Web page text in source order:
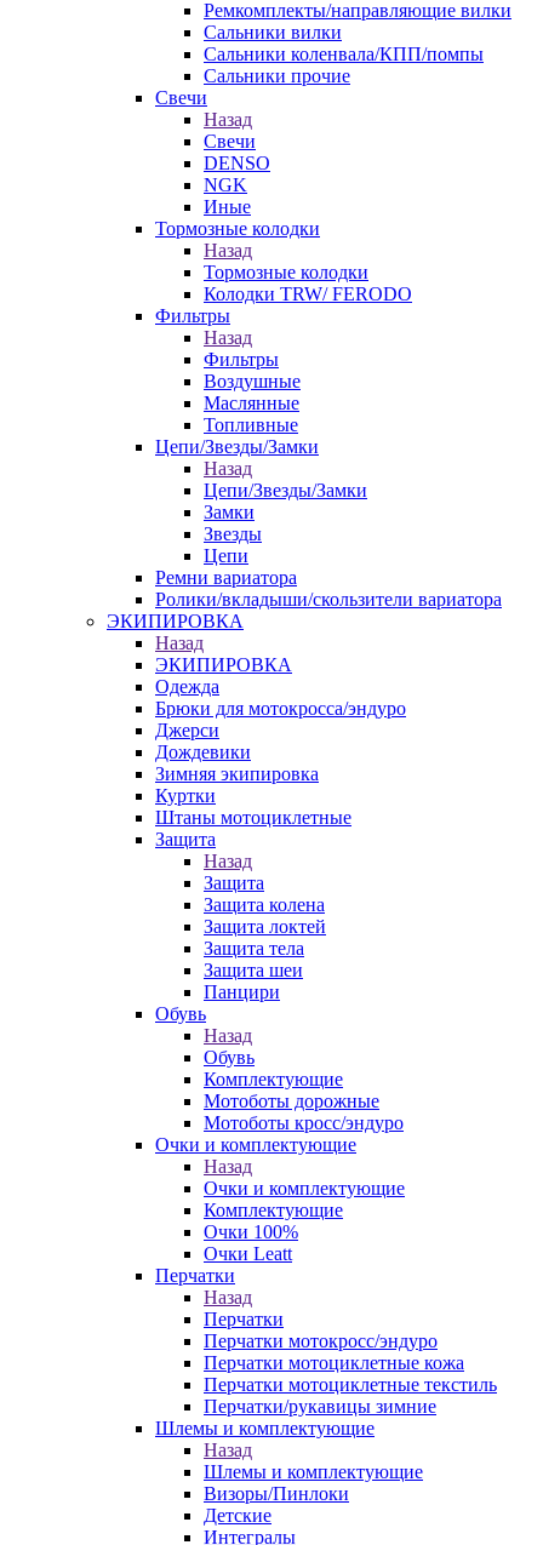
Ремкомплекты/направляющие вилки
Сальники вилки
Сальники коленвала/КПП/помпы
Сальники прочие
Свечи
Назад
Свечи
DENSO
NGK
Иные
Тормозные колодки
Назад
Тормозные колодки
Колодки TRW/ FERODO
Фильтры
Назад
Фильтры
Воздушные
Маслянные
Топливные
Цепи/Звезды/Замки
Назад
Цепи/Звезды/Замки
Замки
Звезды
Цепи
Ремни вариатора
Ролики/вкладыши/скользители вариатора
ЭКИПИРОВКА
Назад
ЭКИПИРОВКА
Одежда
Брюки для мотокросса/эндуро
Джерси
Дождевики
Зимняя экипировка
Куртки
Штаны мотоциклетные
Защита
Назад
Защита
Защита колена
Защита локтей
Защита тела
Защита шеи
Панцири
Обувь
Назад
Обувь
Комплектующие
Мотоботы дорожные
Мотоботы кросс/эндуро
Очки и комплектующие
Назад
Очки и комплектующие
Комплектующие
Очки 100%
Очки Leatt
Перчатки
Назад
Перчатки
Перчатки мотокросс/эндуро
Перчатки мотоциклетные кожа
Перчатки мотоциклетные текстиль
Перчатки/рукавицы зимние
Шлемы и комплектующие
Назад
Шлемы и комплектующие
Визоры/Пинлоки
Детские
Интегралы